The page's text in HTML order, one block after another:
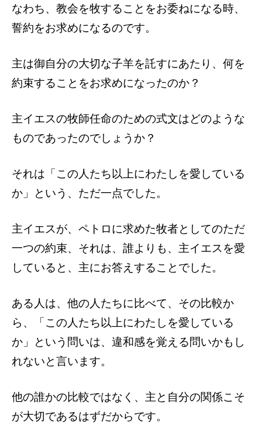
なわち、教会を牧することをお委ねになる時、
誓約をお求めになるのです。
主は御自分の大切な子羊を託すにあたり、何を
約束することをお求めになったのか？
主イエスの牧師任命のための式文はどのような
ものであったのでしょうか？
それは「この人たち以上にわたしを愛している
か」という、ただ一点でした。
主イエスが、ペトロに求めた牧者としてのただ
一つの約束、それは、誰よりも、主イエスを愛
していると、主にお答えすることでした。
ある人は、他の人たちに比べて、その比較か
ら、「この人たち以上にわたしを愛している
か」という問いは、違和感を覚える問いかもし
れないと言います。
他の誰かの比較ではなく、主と自分の関係こそ
が大切であるはずだからです。